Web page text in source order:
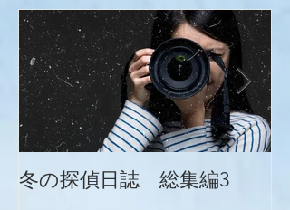
冬の探偵日誌 総集編3